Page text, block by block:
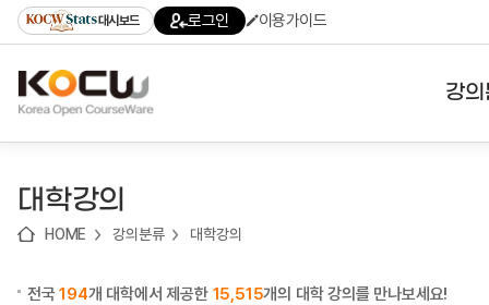
기
기
기
content)
가
대시보드 로그인 이용가이드
강
대학강의
HOME 강의분류 대학강의
전국194개 대학에서 제공한 15,515개의 대학 강의를 만나보세요!